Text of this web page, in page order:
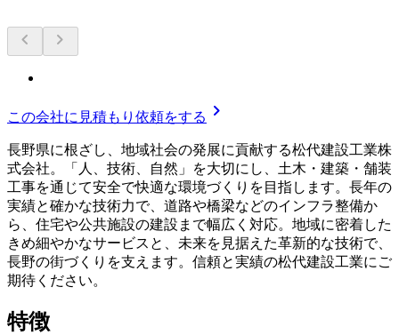
chevron_left chevron_right
この会社に見積もり依頼をする chevron_right
長野県に根ざし、地域社会の発展に貢献する松代建設工業株
式会社。「人、技術、自然」を大切にし、土木・建築・舗装
工事を通じて安全で快適な環境づくりを目指します。長年の
実績と確かな技術力で、道路や橋梁などのインフラ整備か
ら、住宅や公共施設の建設まで幅広く対応。地域に密着した
きめ細やかなサービスと、未来を見据えた革新的な技術で、
長野の街づくりを支えます。信頼と実績の松代建設工業にご
期待ください。
特徴